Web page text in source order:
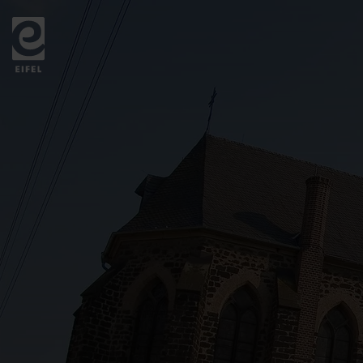
Zurück
zur
Startseite